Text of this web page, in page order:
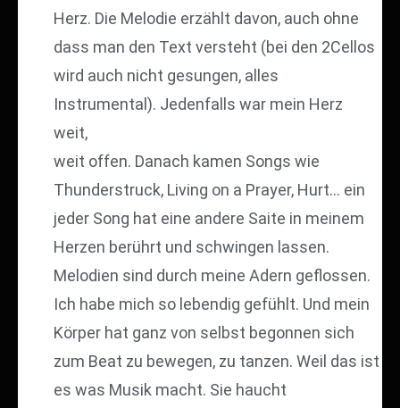
Herz. Die Melodie erzählt davon, auch ohne
dass man den Text versteht (bei den 2Cellos
wird auch nicht gesungen, alles
Instrumental). Jedenfalls war mein Herz
weit,
weit offen. Danach kamen Songs wie
Thunderstruck, Living on a Prayer, Hurt… ein
jeder Song hat eine andere Saite in meinem
Herzen berührt und schwingen lassen.
Melodien sind durch meine Adern geflossen.
Ich habe mich so lebendig gefühlt. Und mein
Körper hat ganz von selbst begonnen sich
zum Beat zu bewegen, zu tanzen. Weil das ist
es was Musik macht. Sie haucht